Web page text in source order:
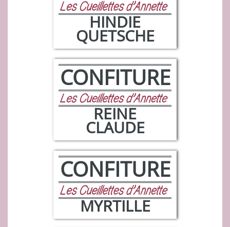
HINDIE
QUETSCHE
CONFITURE
REINE
CLAUDE
CONFITURE
MYRTILLE